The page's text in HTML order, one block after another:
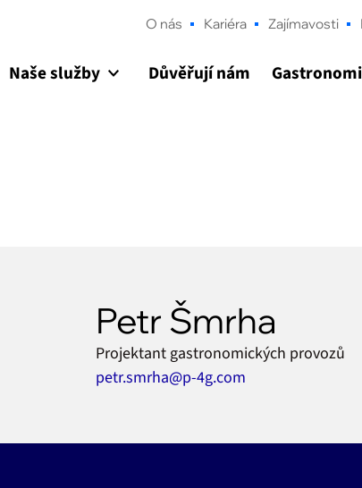
O nás Kariéra Zajímavosti
Naše služby Důvěřují nám
Petr Šmrha
Projektant gastronomických provozů
petr.smrha@p-4g.com